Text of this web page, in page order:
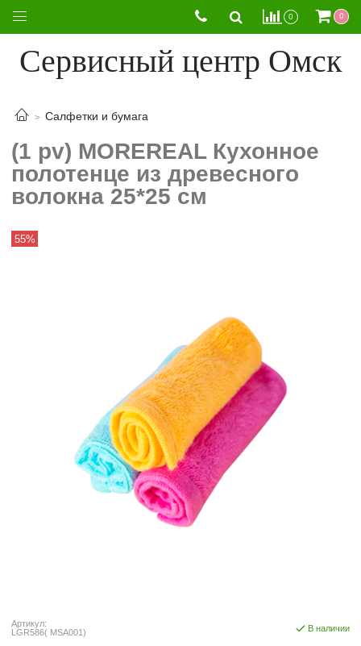
0 0
Сервисный центр Омск
Салфетки и бумага
(1 pv) MOREREAL Кухонное
полотенце из древесного
волокна 25*25 см
55%
Артикул:
LGR586( MSA001)
В наличии